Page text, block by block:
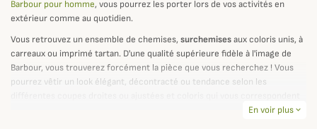
Barbour pour homme, vous pourrez les porter lors de vos activités en
extérieur comme au quotidien.
Vous retrouvez un ensemble de chemises, surchemisesaux coloris unis, à
carreaux ou imprimé tartan. D'une qualité supérieure fidèle à l'image de
Barbour, vous trouverez forcément la pièce que vous recherchez ! Vous
pourrez vêtir un look élégant, décontracté ou tendance selon les
En voir plus expand_more